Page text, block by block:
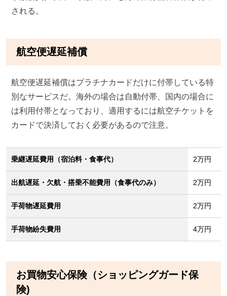
される。
航空便遅延補償
航空便遅延補償はプラチナカードだけに付帯している特
別なサービスだ。海外の場合は自動付帯、国内の場合に
は利用付帯となっており、適用するには航空チケットを
カードで決済しておく必要があるので注意。
乗継遅延費用（宿泊料・食事代） 2万円
出航遅延・欠航・搭乗不能費用（食事代のみ） 2万円
手荷物遅延費用 2万円
手荷物紛失費用 4万円
お買物安心保険（ショッピングガード保
険)